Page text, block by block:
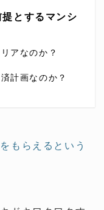
提とするマンシ
アなのか？
計画なのか？
もらえるという